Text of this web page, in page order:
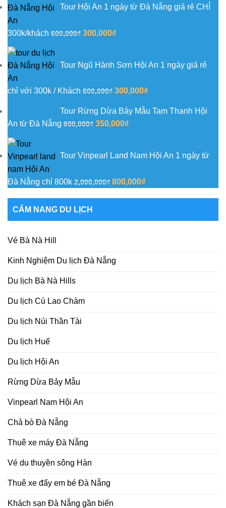
1,000,000₫.
là:
Tour Hội An 1 ngày từ Đà Nẵng giá rẻ CHỈ
300k/khách 600,000₫ Giá
600,000₫.
300,000₫Giá
là:
Tour Ngũ Hành Sơn Hội An 1 ngày giá rẻ
chỉ với 300k / Khách 600,000₫ Giá
là:
600,000₫.
300,000₫Giá
tại
Tour Rừng Dừa Bảy Mẫu Tam Thanh Hội
An từ Đà Nẵng 600,000₫ Giá
600,000₫.
350,000₫Giá
là:
Tour Vinpearl Land Nam Hội An 1 ngày từ
Đà Nẵng chỉ 800k 2,000,000₫ Giá
2,000,000₫.
800,000₫Giá
là:
CẨM NANG DU LỊCH
Vé Bà Nà Hill
Kinh Nghiệm Du lịch Đà Nẵng
Du lịch Bà Nà Hills
Du lịch Cù Lao Chàm
Du lịch Núi Thần Tài
Du lịch Huế
Du lịch Hội An
Rừng Dừa Bảy Mẫu
Vinpearl Nam Hội An
Chả bò Đà Nẵng
Thuê xe máy Đà Nẵng
Vé du thuyền sông Hàn
Thuê xe đẩy em bé Đà Nẵng
Khách sạn Đà Nẵng gần biển